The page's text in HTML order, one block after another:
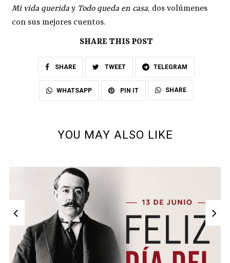
Mi vida querida y Todo queda en casa, dos volúmenes
con sus mejores cuentos.
SHARE THIS POST
SHARE TWEET TELEGRAM
WHATSAPP PIN IT SHARE
YOU MAY ALSO LIKE